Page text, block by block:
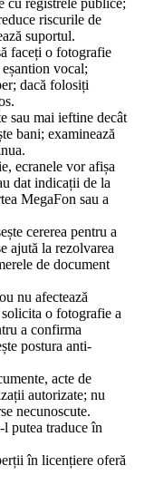
riscurile de
suportul.
faceți o fotografie
vocal;
dacă folosiți
sau mai ieftine decât
bani; examinează
ecranele vor afișa
dat indicații de la
MegaFon sau a
cererea pentru a
ajută la rezolvarea
de document
nu afectează
o fotografie a
a confirma
postura anti-
acte de
autorizate; nu
necunoscute.
putea traduce în
în licențiere oferă